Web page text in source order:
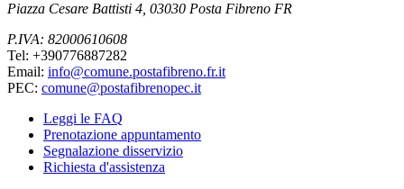
Piazza Cesare Battisti 4, 03030 Posta Fibreno FR
P.IVA: 82000610608
Tel: +390776887282
Email: info@comune.postafibreno.fr.it
PEC: comune@postafibrenopec.it
Leggi le FAQ
Prenotazione appuntamento
Segnalazione disservizio
Richiesta d'assistenza